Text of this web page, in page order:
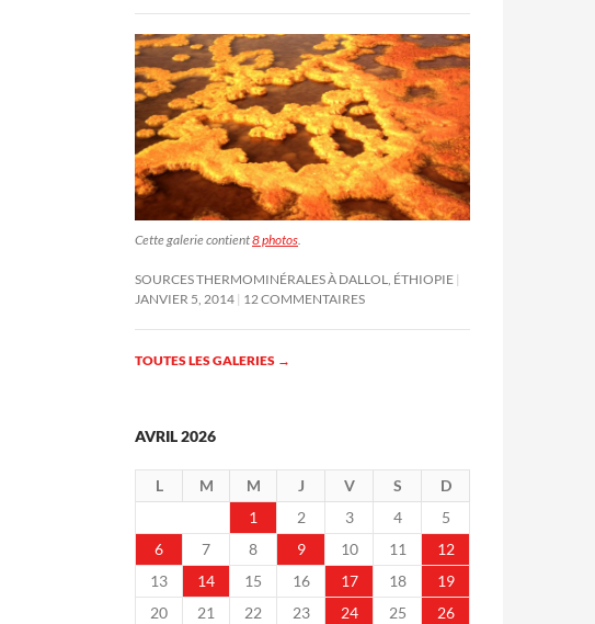
Cette galerie contient8 photos
SOURCES THERMOMINÉRALES À DALLOL, ÉTHIOPIE
JANVIER 5, 2014 12 COMMENTAIRES
TOUTES LES GALERIES →
AVRIL 2026
L M M J V S
D
1
2 3 4
5
6
7 8 9 10 11
12
13
14 15 16 17 18
19
20
21 22 23 24 25
26